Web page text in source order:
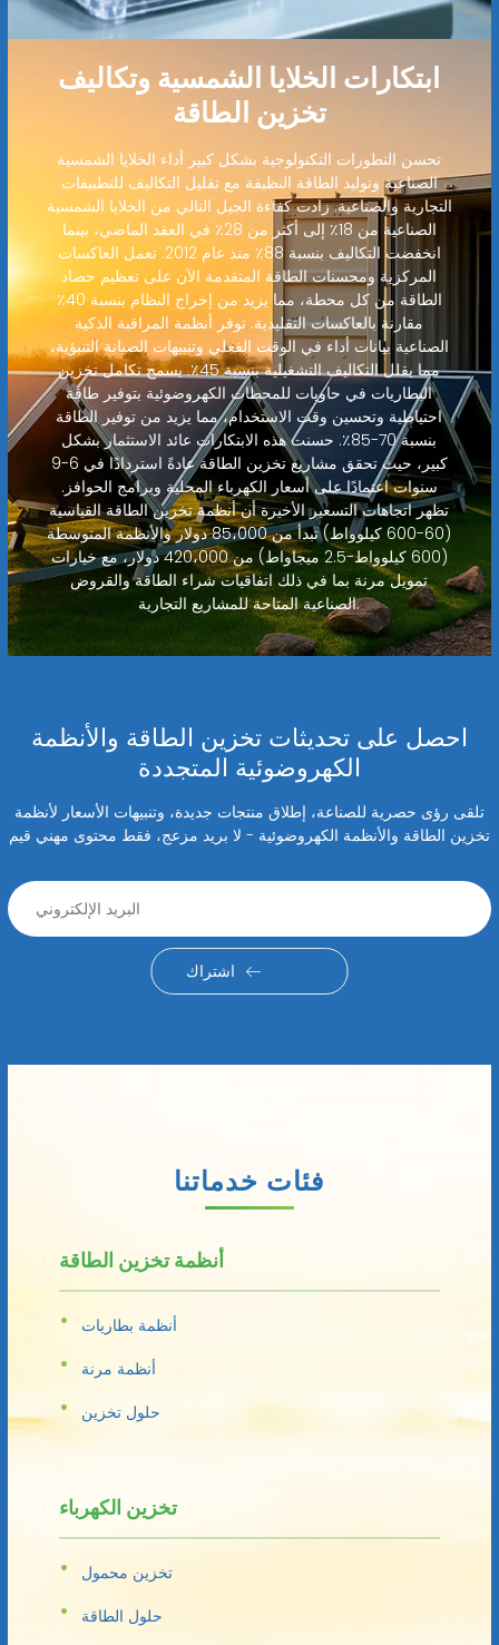
ابتكارات الخلايا الشمسية وتكاليف
تخزين الطاقة
تحسن التطورات التكنولوجية بشكل كبير أداء الخلايا الشمسية
الصناعية وتوليد الطاقة النظيفة مع تقليل التكاليف للتطبيقات
التجارية والصناعية. زادت كفاءة الجيل التالي من الخلايا الشمسية
الصناعية من 18٪ إلى أكثر من 28٪ في العقد الماضي، بينما
انخفضت التكاليف بنسبة 88٪ منذ عام 2012. تعمل العاكسات
المركزية ومحسنات الطاقة المتقدمة الآن على تعظيم حصاد
الطاقة من كل محطة، مما يزيد من إخراج النظام بنسبة 40٪
مقارنة بالعاكسات التقليدية. توفر أنظمة المراقبة الذكية
الصناعية بيانات أداء في الوقت الفعلي وتنبيهات الصيانة التنبؤية،
مما يقلل التكاليف التشغيلية بنسبة 45٪. يسمح تكامل تخزين
البطاريات في حاويات للمحطات الكهروضوئية بتوفير طاقة
احتياطية وتحسين وقت الاستخدام، مما يزيد من توفير الطاقة
بنسبة 70-85٪. حسنت هذه الابتكارات عائد الاستثمار بشكل
كبير، حيث تحقق مشاريع تخزين الطاقة عادةً استردادًا في 6-9
سنوات اعتمادًا على أسعار الكهرباء المحلية وبرامج الحوافز.
تظهر اتجاهات التسعير الأخيرة أن أنظمة تخزين الطاقة القياسية
(60-600 كيلوواط) تبدأ من 85،000 دولار والأنظمة المتوسطة
(600 كيلوواط-2.5 ميجاواط) من 420،000 دولار، مع خيارات
تمويل مرنة بما في ذلك اتفاقيات شراء الطاقة والقروض
الصناعية المتاحة للمشاريع التجارية.
احصل على تحديثات تخزين الطاقة والأنظمة
الكهروضوئية المتجددة
تلقى رؤى حصرية للصناعة، إطلاق منتجات جديدة، وتنبيهات الأسعار لأنظمة
تخزين الطاقة والأنظمة الكهروضوئية - لا بريد مزعج، فقط محتوى مهني قيم
اشتراك
فئات خدماتنا
أنظمة تخزين الطاقة
أنظمة بطاريات
أنظمة مرنة
حلول تخزين
تخزين الكهرباء
تخزين محمول
حلول الطاقة